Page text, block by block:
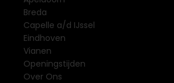
Breda
Capelle a/d IJssel
Eindhoven
Vianen
Openingstijden
Over Ons